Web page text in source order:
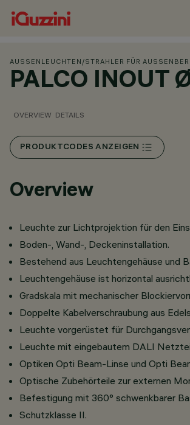
AUSSENLEUCHTEN /STRAHLER FÜR
PALCO INOUT
OVERVIEW DETAILS
PRODUKTCODES ANZEIGEN
Overview
Leuchte zur Lichtprojektion für den
Boden-, Wand-, Deckeninstallation.
Bestehend aus Leuchtengehäuse und
Leuchtengehäuse ist horizontal
Gradskala mit mechanischer
Doppelte Kabelverschraubung aus
Leuchte vorgerüstet für
Leuchte mit eingebautem DALI
Optiken Opti Beam-Linse und Opti
Optische Zubehörteile zur externen
Befestigung mit 360° schwenkbarer
Schutzklasse II.